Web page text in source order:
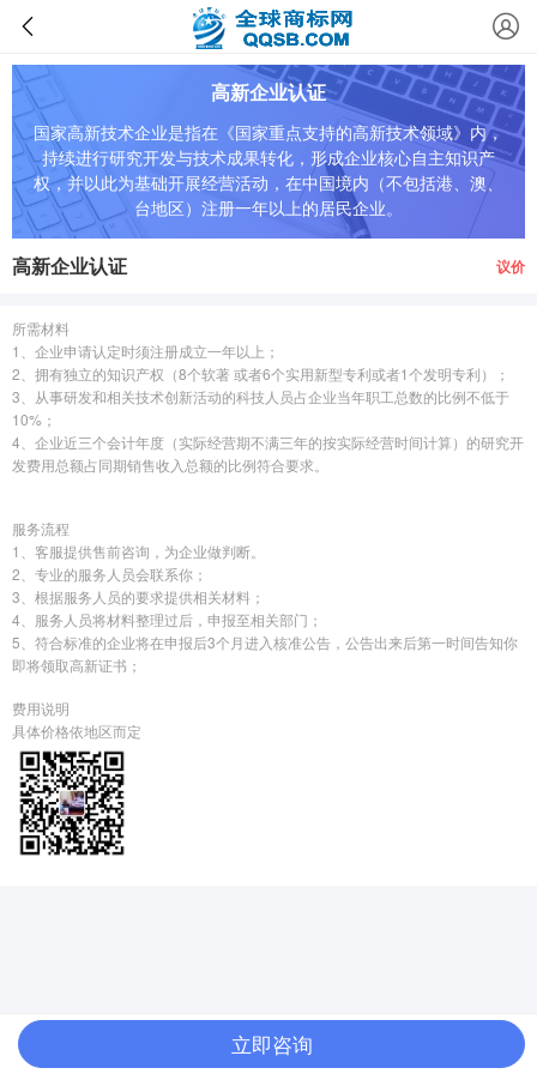
高新企业认证
国家高新技术企业是指在《国家重点支持的高新技术领域》内，
持续进行研究开发与技术成果转化，形成企业核心自主知识产
权，并以此为基础开展经营活动，在中国境内（不包括港、澳、
台地区）注册一年以上的居民企业。
高新企业认证 议价
所需材料
1、企业申请认定时须注册成立一年以上；
2、拥有独立的知识产权（8个软著 或者6个实用新型专利或者1个发明专利）；
3、从事研发和相关技术创新活动的科技人员占企业当年职工总数的比例不低于
10%；
4、企业近三个会计年度（实际经营期不满三年的按实际经营时间计算）的研究开
发费用总额占同期销售收入总额的比例符合要求。
服务流程
1、客服提供售前咨询，为企业做判断。
2、专业的服务人员会联系你；
3、根据服务人员的要求提供相关材料；
4、服务人员将材料整理过后，申报至相关部门；
5、符合标准的企业将在申报后3个月进入核准公告，公告出来后第一时间告知你
即将领取高新证书；
费用说明
具体价格依地区而定
立即咨询